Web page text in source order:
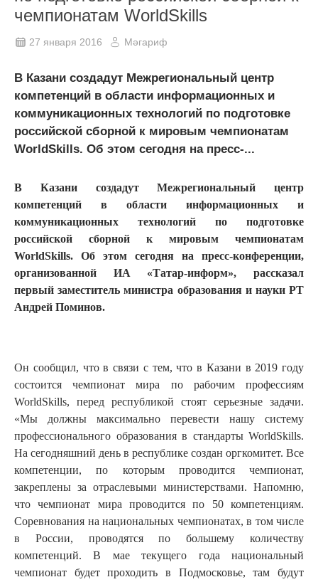
чемпионатам WorldSkills
27 января 2016 Мәгариф
В Казани создадут Межрегиональный центр
компетенций в области информационных и
коммуникационных технологий по подготовке
российской сборной к мировым чемпионатам
WorldSkills. Об этом сегодня на пресс-...
В Казани создадут Межрегиональный центр
компетенций в области информационных и
коммуникационных технологий по подготовке
российской сборной к мировым чемпионатам
WorldSkills. Об этом сегодня на пресс-конференции,
организованной ИА «Татар-информ», рассказал
первый заместитель министра образования и науки РТ
Андрей Поминов.
Он сообщил, что в связи с тем, что в Казани в 2019 году
состоится чемпионат мира по рабочим профессиям
WorldSkills, перед республикой стоят серьезные задачи.
«Мы должны максимально перевести нашу систему
профессионального образования в стандарты WorldSkills.
На сегодняшний день в республике создан оргкомитет. Все
компетенции, по которым проводится чемпионат,
закреплены за отраслевыми министерствами. Напомню,
что чемпионат мира проводится по 50 компетенциям.
Соревнования на национальных чемпионатах, в том числе
в России, проводятся по большему количеству
компетенций. В мае текущего года национальный
чемпионат будет проходить в Подмосковье, там будут